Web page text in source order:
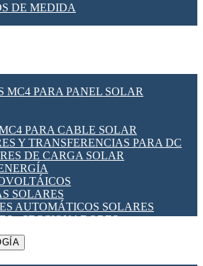
DE MEDIDA
MC4 PARA PANEL SOLAR
PARA CABLE SOLAR
Y TRANSFERENCIAS PARA DC
DE CARGA SOLAR
SOLARES
AUTOMÁTICOS SOLARES
- SECCIONADORES
SOLAR